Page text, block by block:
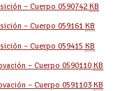
– Cuerpo 0590742KB
– Cuerpo 059161KB
– Cuerpo 059415KB
– Cuerpo 0590110KB
– Cuerpo 0591103KB